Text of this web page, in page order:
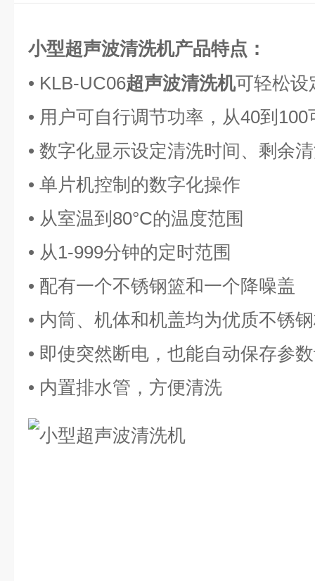
小型超声波清洗机产品特点：
• KLB-UC06超声波清洗机可轻松设
• 用户可自行调节功率，从40到100
• 数字化显示设定清洗时间、剩余
• 单片机控制的数字化操作
• 从室温到80°C的温度范围
• 从1-999分钟的定时范围
• 配有一个不锈钢篮和一个降噪盖
• 内筒、机体和机盖均为优质不锈
• 即使突然断电，也能自动保存参
• 内置排水管，方便清洗